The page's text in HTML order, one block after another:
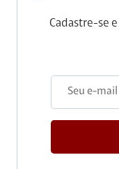
Cadastre-se